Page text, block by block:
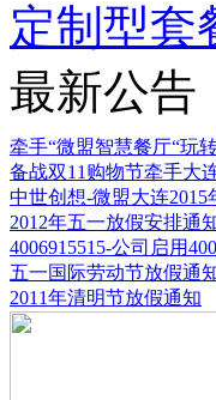
定制型套
最新公告
牵手“微盟智慧餐厅“玩
备战双11购物节牵手大
中世创想-微盟大连
2012年五一放假安排通
4006915515-公司启用
五一国际劳动节放假通
2011年清明节放假通知